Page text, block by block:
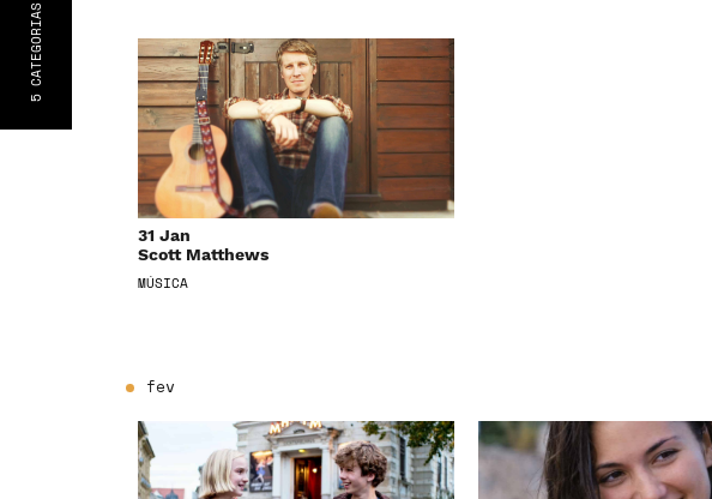
5
CATEGORIA
S
31 Jan
Scott Matthews
MÚSICA
fev